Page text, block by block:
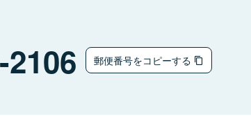
郵便番号をコピーする